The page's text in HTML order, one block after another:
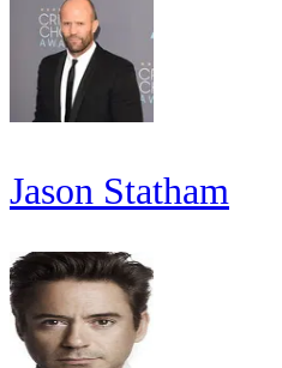
Jason Statham